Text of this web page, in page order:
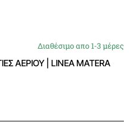
Διαθέσιμο απο 1-3 μέρες
ΑΕΡΙΟΥ | LINEA MATERA